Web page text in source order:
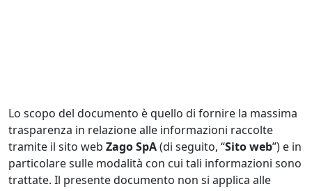
Lo scopo del documento è quello di fornire la massima
trasparenza in relazione alle informazioni raccolte
tramite il sito web Zago SpA(di seguito, “Sito web”) e in
particolare sulle modalità con cui tali informazioni sono
trattate. Il presente documento non si applica alle